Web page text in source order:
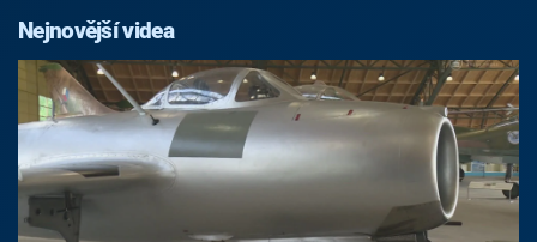
Nejnovější videa